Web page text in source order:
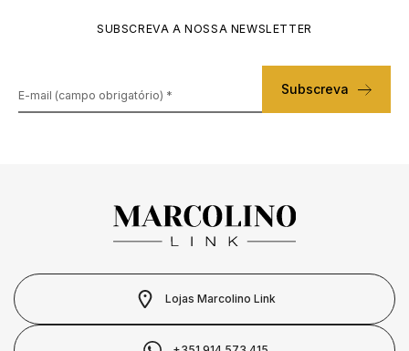
SUBSCREVA A NOSSA NEWSLETTER
Subscreva
Lojas Marcolino Link